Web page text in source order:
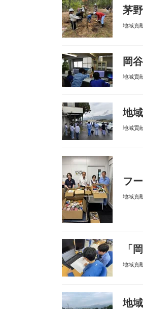
茅
地域貢
岡
地域貢
地
地域貢
フ
地域貢
「
地域貢
地